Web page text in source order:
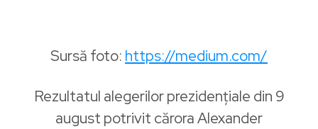
Sursă foto: https://medium.com/
Rezultatul alegerilor prezidențiale din 9
august potrivit cărora Alexander